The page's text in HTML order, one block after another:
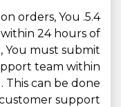
orders, You
24 hours of
You must submit
team within
This can be done
support